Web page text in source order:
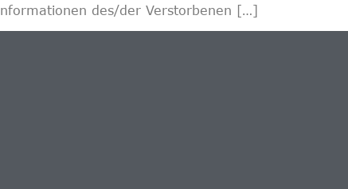
des/der Verstorbenen […]